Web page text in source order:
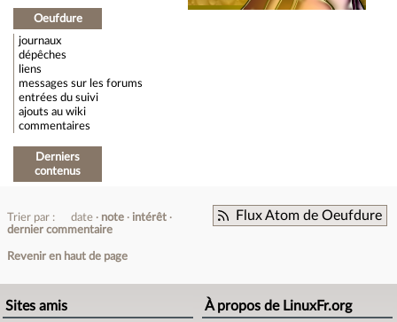
Oeufdure
journaux
dépêches
liens
messages sur les forums
entrées du suivi
ajouts au wiki
commentaires
Derniers
contenus
Flux Atom de Oeufdure
Trier par : date note
intérêt
dernier commentaire
Revenir en haut de page
Sites amis À propos de LinuxFr.org